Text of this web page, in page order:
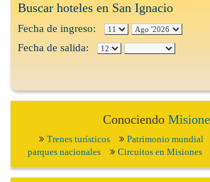
Buscar hoteles en San Ignacio
Fecha de ingreso:
Fecha de salida:
Conociendo
Trenes turísticos Patrimonio mundial
parques nacionales
Circuitos en Misiones